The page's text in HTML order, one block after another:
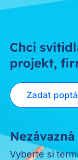
Chci
projekt,
Zadat
Vyberte si